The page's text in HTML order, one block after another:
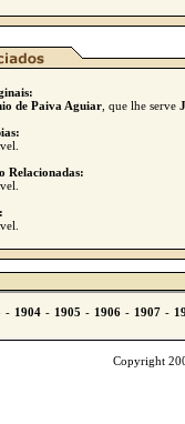
de Paiva Aguiar , que lhe serve
Relacionadas:
Copyright